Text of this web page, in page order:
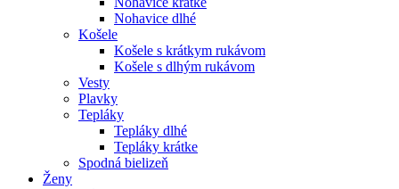
Nohavice dlhé
Košele
Košele s krátkym rukávom
Košele s dlhým rukávom
Vesty
Plavky
Tepláky
Tepláky dlhé
Tepláky krátke
Spodná bielizeň
Ženy